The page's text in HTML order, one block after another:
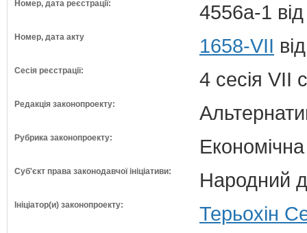
Номер, дата реєстрації: 4556а-1
Номер, дата акту 1658-VII
Сесія реєстрації: 4 сесія VII
Редакція законопроекту:
Рубрика законопроекту:
Суб'єкт права законодавчої ініціативи: Народний
Ініціатор(и) законопроекту: Терьохін